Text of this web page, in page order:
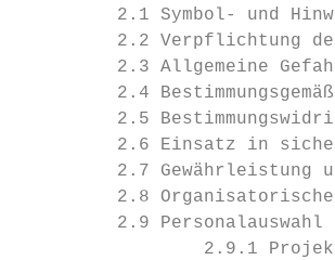
2.1 Symbol- und
2.2 Verpflichtung
2.3 Allgemeine
2.4
2.5
2.6 Einsatz in
2.7 Gewährleistung
2.8
2.9 Personalauswahl
2.9.1